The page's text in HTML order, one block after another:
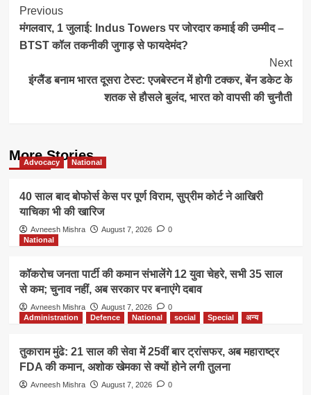
Post
Navigation
Previous
मंगलवार, 1 जुलाई: Indus Towers पर जोरदार कमाई की उम्मीद –
BTST कॉल तकनीकी जुगाड़ से फायदेमंद?
Next
इंग्लैंड बनाम भारत दूसरा टेस्ट: एजबेस्टन में होगी टक्कर, बेंन डकेट के
शतक से हौसले बुलंद, भारत को वापसी की चुनौती
More Stories
Advocacy National
40 साल बाद बोफोर्स केस पर पूर्ण विराम, सुप्रीम कोर्ट ने आखिरी
याचिका भी की खारिज
Avneesh Mishra August 7, 2026
0
National
कॉकरोच जनता पार्टी की कमान संभालेंगे 12 युवा चेहरे, सभी 35 साल
से कम; चुनाव नहीं, अब सरकार पर बनाएंगे दबाव
Avneesh Mishra August 7, 2026
0
Administration
Defence National social Special अन्य
तुकाराम मुंढे: 21 साल की सेवा में 25वीं बार ट्रांसफर, अब महाराष्ट्र
FDA की कमान, अशोक खेमका से क्यों होने लगी तुलना
Avneesh Mishra August 7, 2026 0